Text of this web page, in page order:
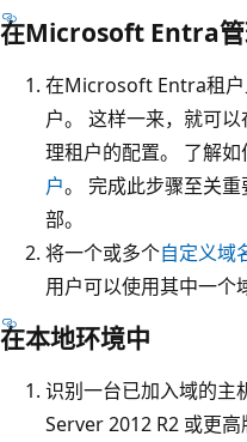
在Microsoft Entra管
在Microsoft Entra租户
户。 这样一来，就可
理租户的配置。 了解如
户。 完成此步骤至关
部。
将一个或多个自定义域
用户可以使用其中一个
在本地环境中
识别一台已加入域的主
Server 2012 R2 或更